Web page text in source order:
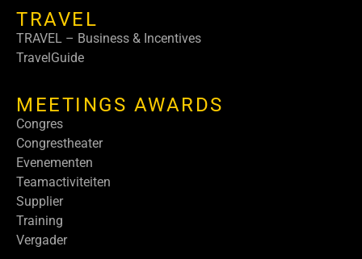
TRAVEL
TRAVEL – Business & Incentives
TravelGuide
MEETINGS AWARDS
Congres
Congrestheater
Evenementen
Teamactiviteiten
Supplier
Training
Vergader